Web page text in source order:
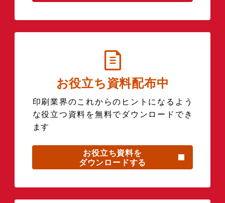
お役立ち資料配布中
印刷業界のこれからのヒントになるよう
な役立つ資料を無料でダウンロードでき
ます
お役立ち資料を
ダウンロードする